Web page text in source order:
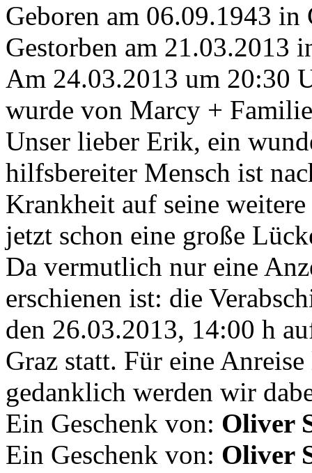
Geboren am 06.09.1943 in
Gestorben am 21.03.2013
Am 24.03.2013 um 20:30
wurde von Marcy +
Unser lieber Erik, ein
hilfsbereiter Mensch ist
Krankheit auf seine
jetzt schon eine große
Da vermutlich nur eine
erschienen ist: die
den 26.03.2013, 14:00 h
Graz statt. Für eine
gedanklich werden wir
Ein Geschenk von: Oliver
Ein Geschenk von: Oliver